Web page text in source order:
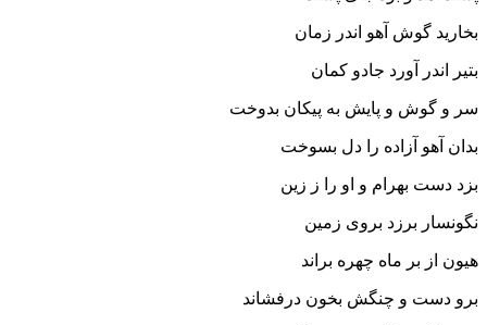
بخارید گوش آهو اندر زمان
بتیر اندر آورد جادو کمان‏
سر و گوش و پایش به پیکان بدوخت
بدان آهو آزاده را دل بسوخت‏
بزد دست بهرام و او را ز زین
نگونسار برزد بروى زمین‏
هیون از بر ماه چهره براند
برو دست و چنگش بخون درفشاند